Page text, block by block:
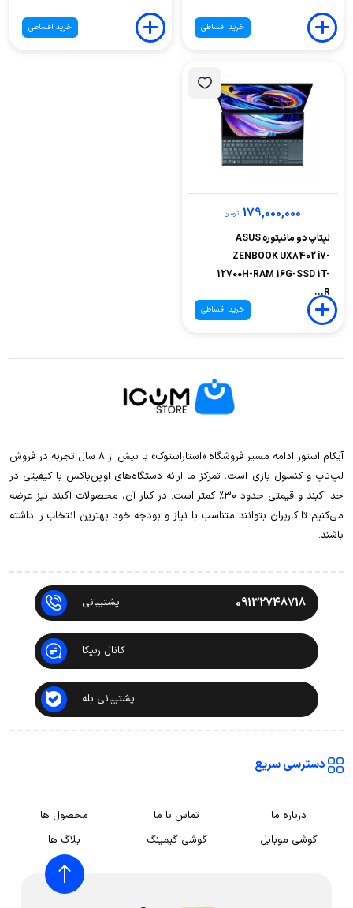
خرید اقساطی خرید اقساطی
179,000,000 تومان
لپتاپ دو مانیتوره ASUS
ZENBOOK UX8402 i7-
12700H-RAM 16G-SSD 1T-
R...
خرید اقساطی
آیکام استور ادامه مسیر فروشگاه «استاراستوک» با بیش از ۸ سال تجربه در فروش
لپ‌تاپ و کنسول بازی است. تمرکز ما ارائه دستگاه‌های اوپن‌باکس با کیفیتی در
حد آکبند و قیمتی حدود ۳۰٪ کمتر است. در کنار آن، محصولات آکبند نیز عرضه
می‌کنیم تا کاربران بتوانند متناسب با نیاز و بودجه خود بهترین انتخاب را داشته
باشند.
09132748718 پشتیبانی
کانال ربیکا
پشتیبانی بله
دسترسی سریع
درباره ما تماس با ما
محصول ها
گوشی موبایل
گوشی گیمینگ بلاگ ها